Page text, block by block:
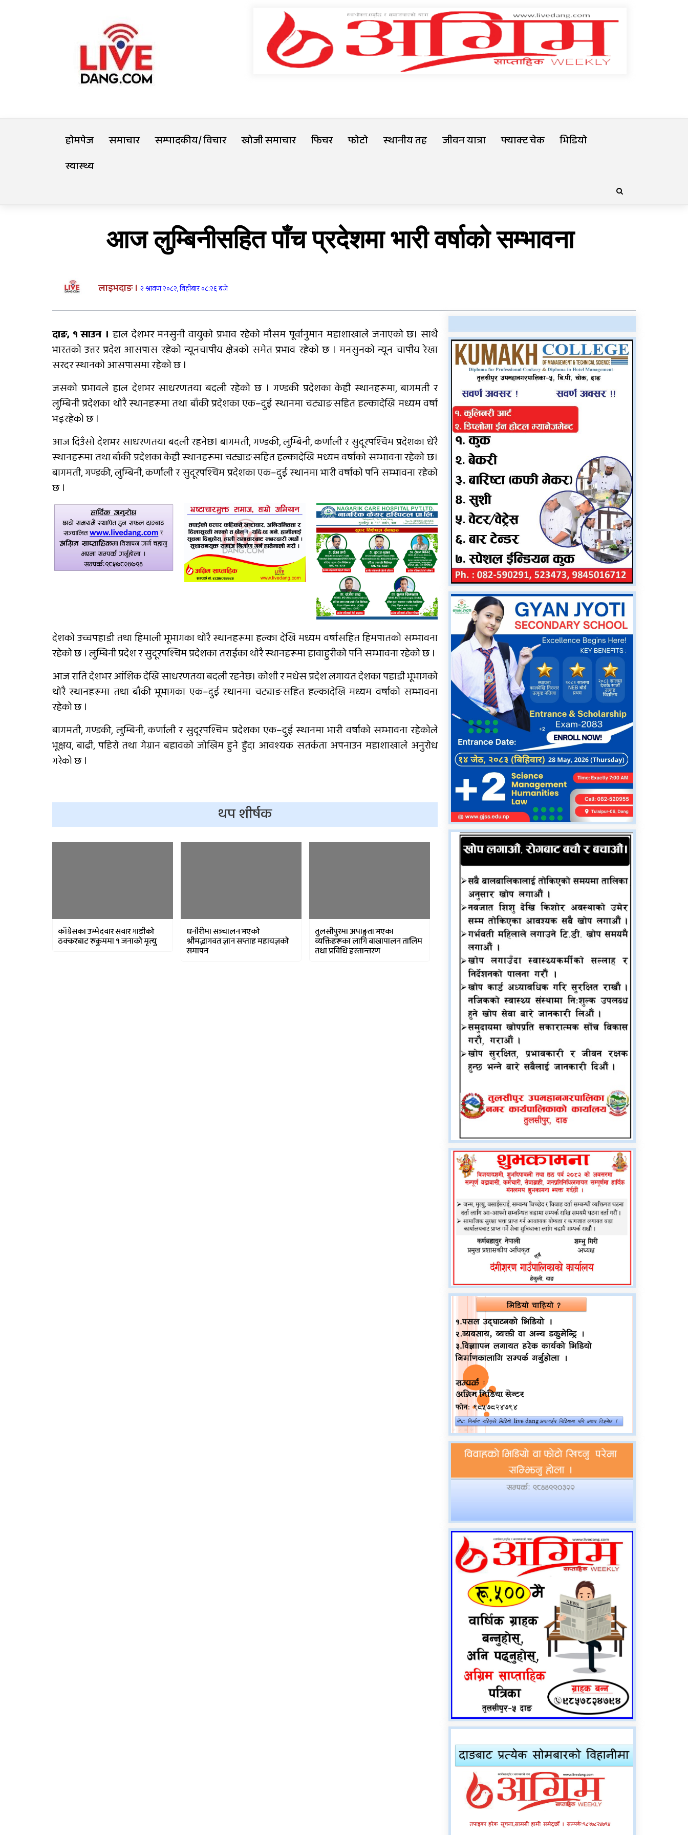
होमपेज
समाचार सम्पादकीय/ विचार खोजी समाचार फिचर फोटो स्थानीय तह जीवन यात्रा फ्याक्ट चेक
भिडियो
स्वास्थ्य
दुर्घटनाबाट मृत्यु भएकी पोखिए मरुभूमिको पसिनादेखि राप्तीमा निःशुल्क विशेषज्ञ
सडक दुर्घटनामा श्रीमान्
गुमाएकी महिलालाई कुमारी
बैंक गढवाद्वारा १० लाख रुपैयाँ
राति भएको मोटरसाइकल
दुर्घटनाबारे कसैले थाहा
सीडद्वारा साना किसान र
बैंकबीच समन्वयात्मक
कार्यक्रम
राप्ती चक्रपथः १७ किलोमिटर
कालोपत्रे
दाङमै धागोबाट ‘ए फर
एप्पलदेखि जेठ फर जेब्रा’
रुकुम पश्चिममा भ्यान र
मोटरसाइकल ठोक्किँदा एक
जनाको मृत्यु
दुग्ध चिस्यान केन्द्र अनुदान
आठबिसकोटका मेयरसहित ११
जनाविरुद्ध भ्रष्टाचार मुद्दा
दंगीशरणमा आर्थिक वर्ष
२०८२/८३ को वार्षिक समीक्षा
कार्यक्रम सम्पन्न
आज लुम्बिनीसहित पाँच प्रदेशमा भारी वर्षाको सम्भावना
लाइभदाङ । २ श्रावण २०८२, बिहीबार ०८:२६ बजे
दाङ, १ साउन । हाल देशभर मनसुनी वायुको प्रभाव रहेको मौसम पूर्वानुमान महाशाखाले जनाएको छ। साथै
भारतको उत्तर प्रदेश आसपास रहेको न्यूनचापीय क्षेत्रको समेत प्रभाव रहेको छ । मनसुनको न्यून चापीय रेखा
सरदर स्थानको आसपासमा रहेको छ ।
जसको प्रभावले हाल देशभर साधरणतया बदली रहेको छ । गण्डकी प्रदेशका केही स्थानहरूमा, बागमती र
लुम्बिनी प्रदेशका थोरै स्थानहरूमा तथा बाँकी प्रदेशका एक–दुई स्थानमा चट्याङसहित हल्कादेखि मध्यम वर्षा
भइरहेको छ ।
आज दिउँसो देशभर साधरणतया बदली रहनेछ। बागमती, गण्डकी, लुम्बिनी, कर्णाली र सुदूरपश्चिम प्रदेशका धेरै
स्थानहरूमा तथा बाँकी प्रदेशका केही स्थानहरूमा चट्याङसहित हल्कादेखि मध्यम वर्षाको सम्भावना रहेको छ।
बागमती, गण्डकी, लुम्बिनी, कर्णाली र सुदूरपश्चिम प्रदेशका एक–दुई स्थानमा भारी वर्षाको पनि सम्भावना रहेको
छ ।
देशको उच्चपहाडी तथा हिमाली भूभागका थोरै स्थानहरूमा हल्का देखि मध्यम वर्षासहित हिमपातको सम्भावना
रहेको छ । लुम्बिनी प्रदेश र सुदूरपश्चिम प्रदेशका तराईका थोरै स्थानहरूमा हावाहुरीको पनि सम्भावना रहेको छ ।
आज राति देशभर आंशिक देखि साधरणतया बदली रहनेछ। कोशी र मधेस प्रदेश लगायत देशका पहाडी भूभागको
थोरै स्थानहरूमा तथा बाँकी भूभागका एक–दुई स्थानमा चट्याङसहित हल्कादेखि मध्यम वर्षाको सम्भावना
रहेको छ ।
बागमती, गण्डकी, लुम्बिनी, कर्णाली र सुदूरपश्चिम प्रदेशका एक–दुई स्थानमा भारी वर्षाको सम्भावना रहेकोले
भूक्षय, बाढी, पहिरो तथा गेग्रान बहावको जोखिम हुने हुँदा आवश्यक सतर्कता अपनाउन महाशाखाले अनुरोध
गरेको छ ।
थप शीर्षक
काँग्रेसका उम्मेदवार सवार गाडीको
ठक्करबाट रुकुममा १ जनाको मृत्यु
धनौरीमा सञ्चालन भएको
श्रीमद्भागवत ज्ञान सप्ताह महायज्ञको
समापन
तुलसीपुरमा अपाङ्गता भएका
व्यक्तिहरूका लागि बाख्रापालन तालिम
तथा प्रविधि हस्तान्तरण